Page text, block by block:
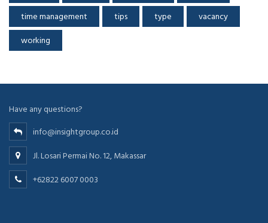
time management
tips type
vacancy
working
Have any questions?
info@insightgroup.co.id
Jl. Losari Permai No. 12, Makassar
+62822 6007 0003